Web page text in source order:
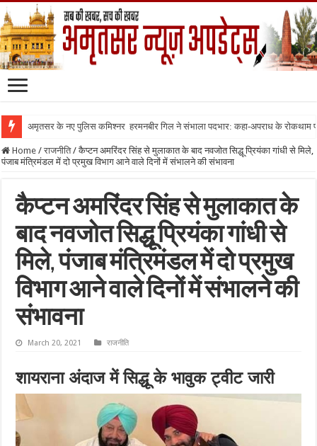
अमृतसर के नए पुलिस कमिश्नर हरमनबीर गिल ने संभाला पदभार: कहा-अपराध के रोकथाम
Home / राजनीति / कैप्टन अमरिंदर सिंह से मुलाकात के बाद नवजोत सिद्धू प्रियंका गांधी से मिले,
पंजाब मंत्रिमंडल में दो प्रमुख विभाग आने वाले दिनों में संभालने की संभावना
कैप्टन अमरिंदर सिंह से मुलाकात के
बाद नवजोत सिद्धू प्रियंका गांधी से
मिले, पंजाब मंत्रिमंडल में दो प्रमुख
विभाग आने वाले दिनों में संभालने की
संभावना
March 20, 2021 राजनीति
शायराना अंदाज में सिद्धू के भावुक ट्वीट जारी